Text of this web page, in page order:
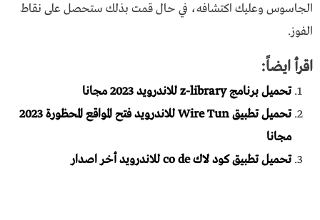
الجاسوس وعليك اكتشافه، في حال قمت بذلك ستحصل على نقاط
الفوز.
اقرأ ايضاً:
تحميل برنامج z-library للاندرويد 2023 مجانا
تحميل تطبيق Wire Tun للاندرويد فتح المواقع المحظورة 2023
مجانا
تحميل تطبيق كود لاك co de للاندرويد أخر اصدار